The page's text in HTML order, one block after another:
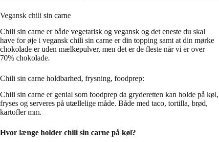
Vegansk chili sin carne
Chili sin carne er både vegetarisk og vegansk og det eneste du skal
have for øje i vegansk chili sin carne er din topping samt at din mørke
chokolade er uden mælkepulver, men det er de fleste når vi er over
70% chokolade.
Chili sin carne holdbarhed, frysning, foodprep:
Chili sin carne er genial som foodprep da gryderetten kan holde på køl,
fryses og serveres på utællelige måde. Både med taco, tortilla, brød,
kartofler mm.
Hvor længe holder chili sin carne på køl?